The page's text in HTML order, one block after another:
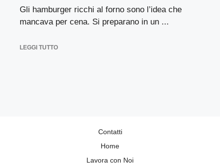
Gli hamburger ricchi al forno sono l’idea che
mancava per cena. Si preparano in un ...
LEGGI TUTTO
Contatti
Home
Lavora con Noi